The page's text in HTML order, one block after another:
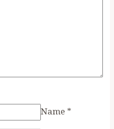
Name *